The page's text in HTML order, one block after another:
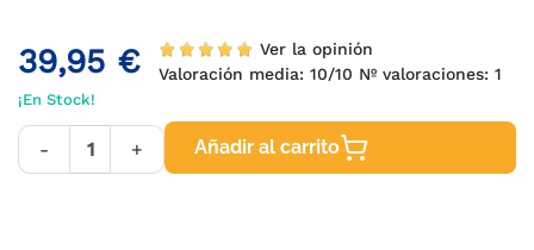
39,95 €
Ver la opinión
Valoración media: 10/10 Nº valoraciones: 1
¡En Stock!
- + Añadir al carrito